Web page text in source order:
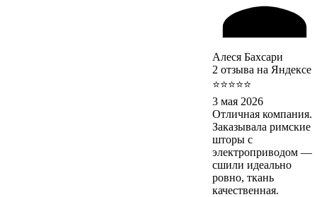
Алеся Бахсари
2 отзыва на Яндексе
⭐⭐⭐⭐⭐
3 мая 2026
Отличная компания.
Заказывала римские
шторы с
электроприводом —
сшили идеально
ровно, ткань
качественная.